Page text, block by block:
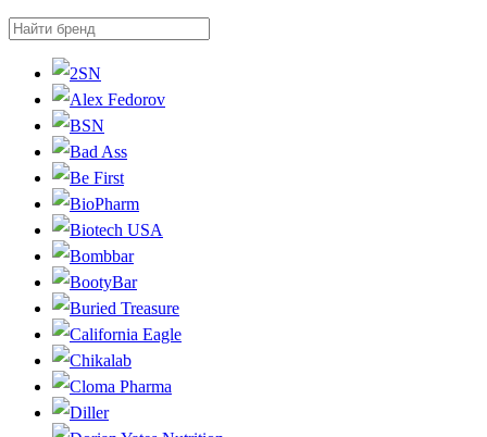
2SN
Alex Fedorov
BSN
Bad Ass
Be First
BioPharm
Biotech USA
Bombbar
BootyBar
Buried Treasure
California Eagle
Chikalab
Cloma Pharma
Diller